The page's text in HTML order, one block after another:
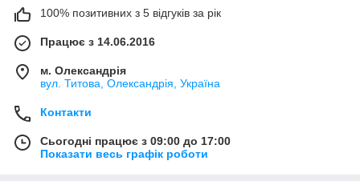
100% позитивних з 5 відгуків за рік
Працює з 14.06.2016
м. Олександрія
вул. Титова, Олександрія, Україна
Контакти
Сьогодні працює з 09:00 до 17:00
Показати весь графік роботи